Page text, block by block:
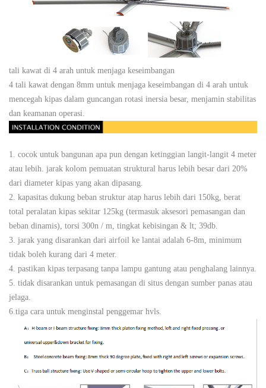
tali kawat di 4 arah untuk menjaga keseimbangan
4 tali kawat dengan 8mm untuk menjaga keseimbangan di 4 arah untuk
mencegah kipas dalam guncangan rotasi inersia besar, menjamin stabilitas
dan keamanan operasi.
1. cocok untuk bangunan apa pun dengan ketinggian langit-langit 4 meter
atau lebih. jarak kolom pemuatan struktural harus lebih besar dari 20%
dari diameter kipas yang akan dipasang.
2. kapasitas dukung beban struktur atap harus lebih dari 150kg, berat
total peralatan kipas sekitar 125kg (termasuk aksesori pemasangan dan
beban dinamis), torsi 300n / m, tingkat kebisingan & lt; 39db.
3. jarak yang disarankan dari airfoil ke lantai adalah 6-8m, minimum
tidak boleh kurang dari 4 meter.
4. pastikan kipas terpasang tanpa lampu gantung atau penghalang lainnya.
5. tidak disarankan untuk pemasangan di situs dengan sumber panas atau
jelaga.
6.tiga cara untuk menginstal penggemar hvls.